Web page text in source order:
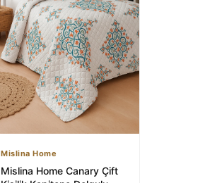
Mislina Home
Mislina Home Canary Çift